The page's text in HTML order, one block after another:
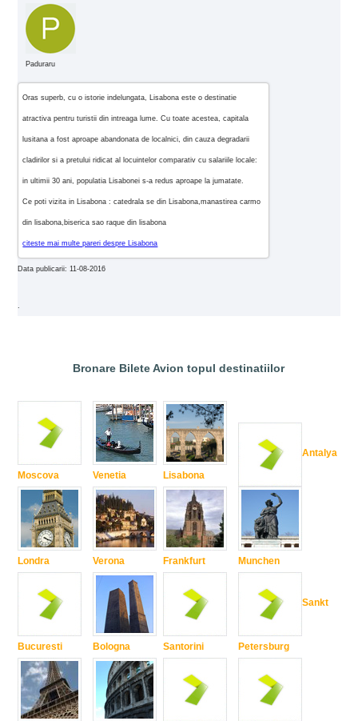
Paduraru
Oras superb, cu o istorie indelungata, Lisabona este o destinatie
atractiva pentru turistii din intreaga lume. Cu toate acestea, capitala
lusitana a fost aproape abandonata de localnici, din cauza degradarii
cladirilor si a pretului ridicat al locuintelor comparativ cu salariile locale:
in ultimii 30 ani, populatia Lisabonei s-a redus aproape la jumatate.
Ce poti vizita in Lisabona : catedrala se din Lisabona,manastirea carmo
din lisabona,biserica sao raque din lisabona
citeste mai multe pareri despre Lisabona
Data publicarii: 11-08-2016
.
Bronare Bilete Avion topul destinatiilor
Moscova
Londra
Bucuresti
Venetia
Verona
Bologna
Lisabona
Frankfurt
Santorini
Antalya
Munchen
Sankt
Petersburg